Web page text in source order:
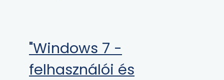
"Windows 7 -
felhasználói és